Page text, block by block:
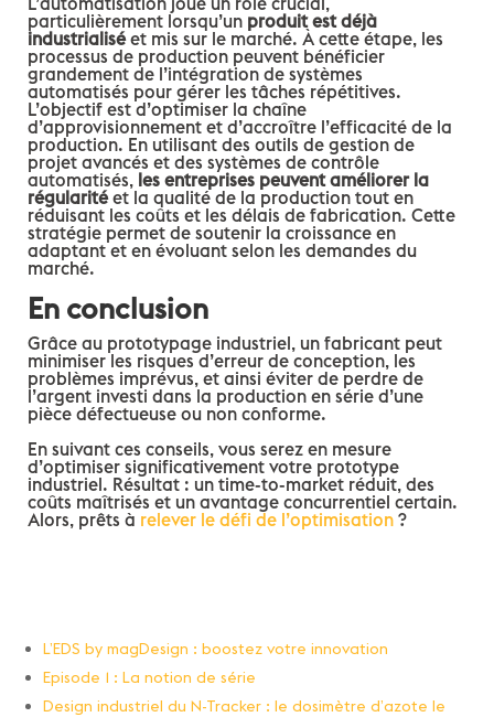
particulièrement lorsqu’un produit est déjà
industrialiséet mis sur le marché. À cette étape, les
processus de production peuvent bénéficier
grandement de l’intégration de systèmes
automatisés pour gérer les tâches répétitives.
L’objectif est d’optimiser la chaîne
d’approvisionnement et d’accroître l’efficacité de la
production. En utilisant des outils de gestion de
projet avancés et des systèmes de contrôle
automatisés, les entreprises peuvent améliorer la
régularitéet la qualité de la production tout en
réduisant les coûts et les délais de fabrication. Cette
stratégie permet de soutenir la croissance en
adaptant et en évoluant selon les demandes du
marché.
En conclusion
Grâce au prototypage industriel, un fabricant peut
minimiser les risques d’erreur de conception, les
problèmes imprévus, et ainsi éviter de perdre de
l’argent investi dans la production en série d’une
pièce défectueuse ou non conforme.
En suivant ces conseils, vous serez en mesure
d’optimiser significativement votre prototype
industriel. Résultat : un time-to-market réduit, des
coûts maîtrisés et un avantage concurrentiel certain.
Alors, prêts à relever le défi de l’optimisation ?
L’EDS by magDesign : boostez votre innovation
Episode 1 : La notion de série
Design industriel du N-Tracker : le dosimètre d’azote le